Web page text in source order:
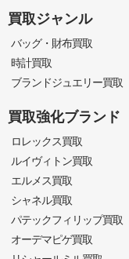
買取ジャンル
バッグ・財布買取
時計買取
ブランドジュエリー買取
買取強化ブランド
ロレックス買取
ルイヴィトン買取
エルメス買取
シャネル買取
パテックフィリップ買取
オーデマピゲ買取